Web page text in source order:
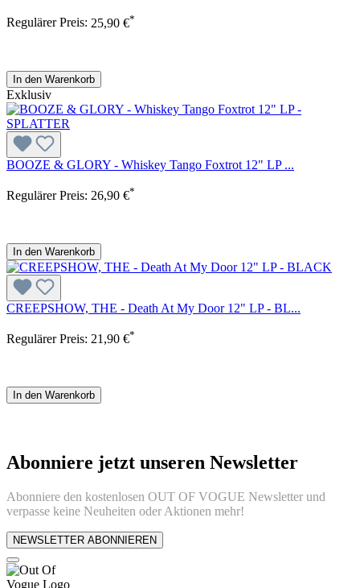
Regulärer Preis: 25,90 €*
In den Warenkorb
Exklusiv
BOOZE & GLORY - Whiskey Tango Foxtrot 12" LP ...
Regulärer Preis: 26,90 €*
In den Warenkorb
CREEPSHOW, THE - Death At My Door 12" LP - BL...
Regulärer Preis: 21,90 €*
In den Warenkorb
Abonniere jetzt unseren Newsletter
Abonniere den kostenlosen OUT OF VOGUE Newsletter und
verpasse keine Neuheiten oder Aktionen mehr!
NEWSLETTER ABONNIEREN